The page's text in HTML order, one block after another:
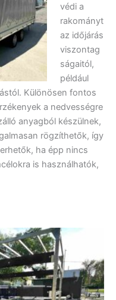
védi a
rakományt
az időjárás
viszontag
ságaitól,
például
Különösen fontos
a nedvességre
anyagból készülnek,
rögzíthetők, így
ha épp nincs
is használhatók,